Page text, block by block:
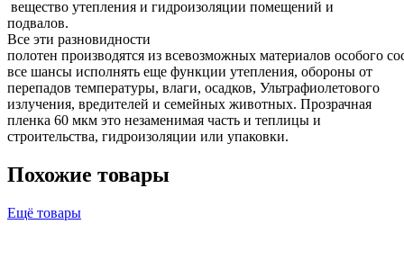
вещество утепления и гидроизоляции помещений и
подвалов.
Все эти разновидности
полотен производятся из всевозможных материалов особого
все шансы исполнять еще функции утепления, обороны от
перепадов температуры, влаги, осадков, Ультрафиолетового
излучения, вредителей и семейных животных. Прозрачная
пленка 60 мкм это незаменимая часть и теплицы и
строительства, гидроизоляции или упаковки.
Похожие товары
Ещё товары